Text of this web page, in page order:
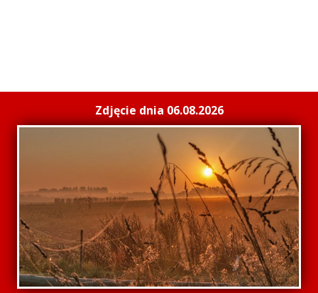
Zdjęcie dnia 06.08.2026